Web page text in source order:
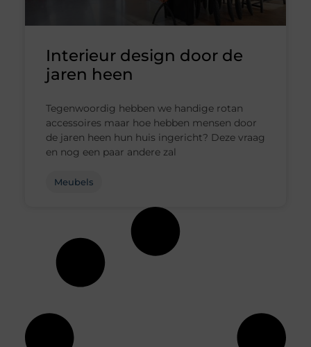
Interieur design door de
jaren heen
Tegenwoordig hebben we handige rotan
accessoires maar hoe hebben mensen door
de jaren heen hun huis ingericht? Deze vraag
en nog een paar andere zal
Meubels